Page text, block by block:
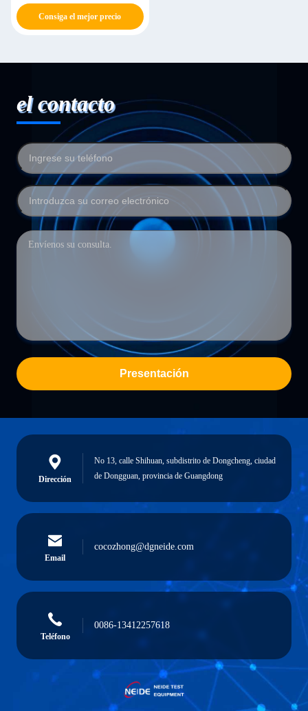
semiconductores
Consiga el mejor precio
el contacto
Presentación
Dirección
No 13, calle Shihuan, subdistrito de Dongcheng, ciudad
de Dongguan, provincia de Guangdong
Email
cocozhong@dgneide.com
Teléfono
0086-13412257618